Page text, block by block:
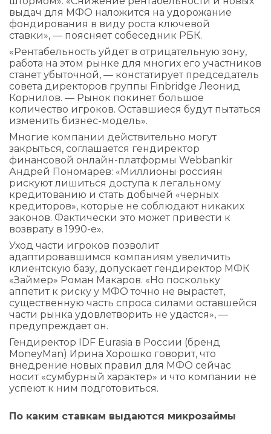
выдач для МФО наложится на удорожание
фондирования в виду роста ключевой
ставки», — поясняет собеседник РБК.
«Рентабельность уйдет в отрицательную зону,
работа на этом рынке для многих его участников
станет убыточной, — констатирует председатель
совета директоров группы Finbridge Леонид
Корнилов. — Рынок покинет большое
количество игроков. Оставшиеся будут пытаться
изменить бизнес-модель».
Многие компании действительно могут
закрыться, соглашается гендиректор
финансовой онлайн-платформы Webbankir
Андрей Пономарев: «Миллионы россиян
рискуют лишиться доступа к легальному
кредитованию и стать добычей «черных
кредиторов», которые не соблюдают никаких
законов. Фактически это может привести к
возврату в 1990-е».
Уход части игроков позволит
адаптировавшимся компаниям увеличить
клиентскую базу, допускает гендиректор МФК
«Займер» Роман Макаров. «Но поскольку
аппетит к риску у МФО точно не вырастет,
существенную часть спроса силами оставшейся
части рынка удовлетворить не удастся», —
предупреждает он.
Гендиректор IDF Eurasia в России (бренд
MoneyMan) Ирина Хорошко говорит, что
внедрение новых правил для МФО сейчас
носит «сумбурный характер» и что компании не
успеют к ним подготовиться.
По каким ставкам выдаются микрозаймы